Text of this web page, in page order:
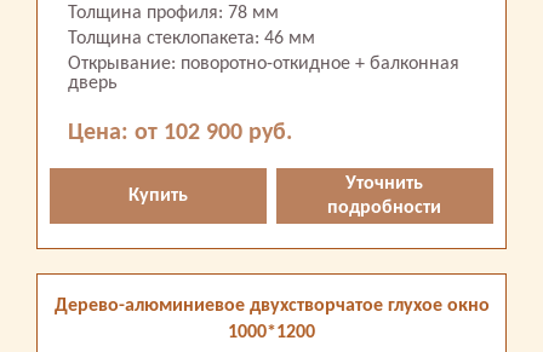
Толщина профиля: 78 мм
Толщина стеклопакета: 46 мм
Открывание: поворотно-откидное + балконная
дверь
Цена: от 102 900 руб.
Купить
Уточнить
подробности
Дерево-алюминиевое двухстворчатое глухое окно
1000*1200